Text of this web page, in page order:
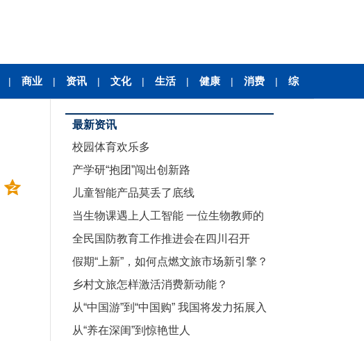
| 商业 | 资讯 | 文化 | 生活 | 健康 | 消费 | 综
最新资讯
校园体育欢乐多
产学研“抱团”闯出创新路
儿童智能产品莫丢了底线
当生物课遇上人工智能 一位生物教师的
课堂探
全民国防教育工作推进会在四川召开
假期“上新”，如何点燃文旅市场新引擎？
乡村文旅怎样激活消费新动能？
从“中国游”到“中国购” 我国将发力拓展入
从“养在深闺”到惊艳世人